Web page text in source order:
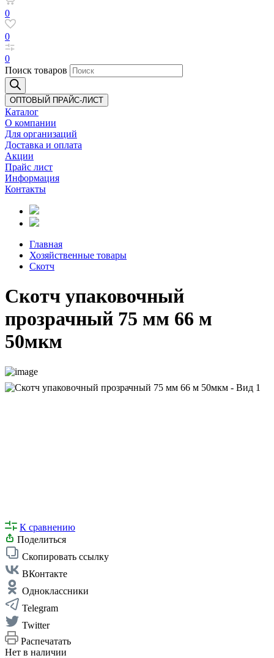
0
0
0
Поиск товаров
ОПТОВЫЙ ПРАЙС-ЛИСТ
Каталог
О компании
Для организаций
Доставка и оплата
Акции
Прайс лист
Информация
Контакты
Главная
Хозяйственные товары
Скотч
Скотч упаковочный
прозрачный 75 мм 66 м
50мкм
К сравнению
Поделиться
Скопировать ссылку
ВКонтакте
Одноклассники
Telegram
Twitter
Распечатать
Нет в наличии